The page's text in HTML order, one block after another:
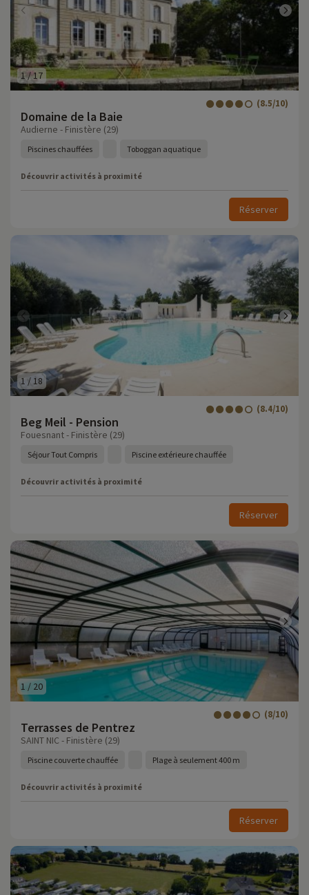
1/17
Domaine de la Baie
(8.5/10)
Audierne - Finistère (29)
Piscines chauffées Toboggan aquatique
Découvrir activités à proximité
Réserver
1 /18
Beg Meil - Pension
(8.4/10)
Fouesnant - Finistère (29)
Séjour Tout Compris Piscine extérieure chauffée
Découvrir activités à proximité
Réserver
1 / 20
Terrasses de Pentrez
(8/10)
SAINT NIC - Finistère (29)
Piscine couverte chauffée Plage à seulement 400 m
Découvrir activités à proximité
Réserver